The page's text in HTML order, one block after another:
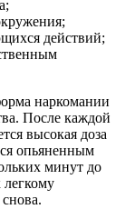
действий;
наркомании
После каждой
высокая доза
опьяненным
минут до